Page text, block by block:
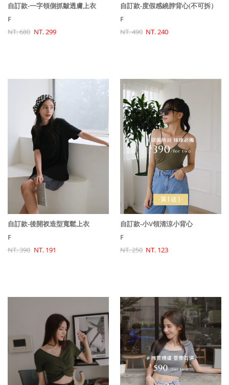
自訂款-一字領側抓皺透膚上衣
F
NT. 680 NT. 299
自訂款-度假感繞脖背心(不可拆）
F
NT. 490 NT. 240
自訂款-後開衩造型寬鬆上衣
F
NT. 390 NT. 191
自訂款-小V領清涼小背心
F
NT. 250 NT. 123